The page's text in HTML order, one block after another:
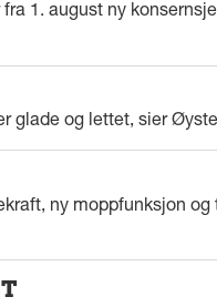
1. august ny
glade og lettet, sier
ny moppfunksjon